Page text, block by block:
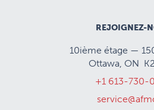
REJOIGNEZ-
10ième étage —
Ottawa, ON
+1 613-730-